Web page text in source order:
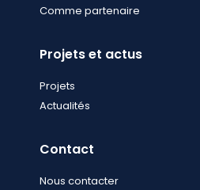
Comme partenaire
Projets et actus
Projets
Actualités
Contact
Nous contacter